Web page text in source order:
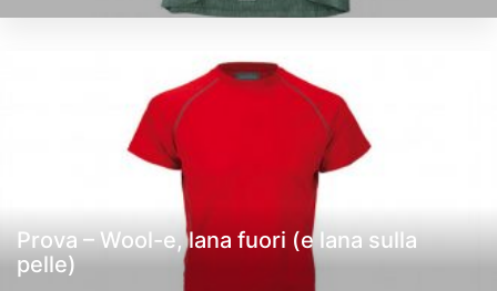
Prova – Wool-e, lana fuori (e lana sulla
pelle)